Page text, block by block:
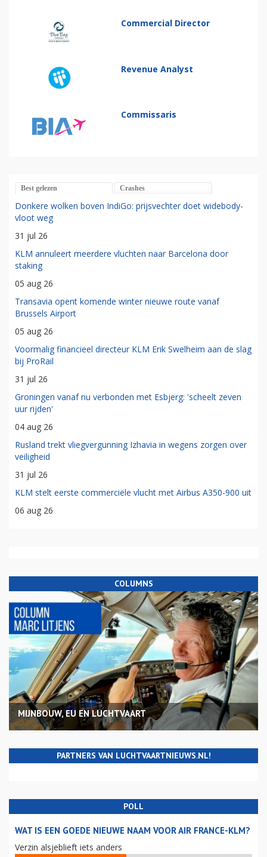
Commercial Director
Revenue Analyst
Commissaris
Best gelezen Crashes
Donkere wolken boven IndiGo: prijsvechter doet widebody-
vloot weg
31 jul 26
KLM annuleert meerdere vluchten naar Barcelona door
staking
05 aug 26
Transavia opent komende winter nieuwe route vanaf
Brussels Airport
05 aug 26
Voormalig financieel directeur KLM Erik Swelheim aan de slag
bij ProRail
31 jul 26
Groningen vanaf nu verbonden met Esbjerg: 'scheelt zeven
uur rijden'
04 aug 26
Rusland trekt vliegvergunning Izhavia in wegens zorgen over
veiligheid
31 jul 26
KLM stelt eerste commerciële vlucht met Airbus A350-900 uit
06 aug 26
COLUMNS
MIJNBOUW, EU EN LUCHTVAART
PARTNERS VAN LUCHTVAARTNIEUWS.NL!
POLL
WAT IS EEN GOEDE NIEUWE NAAM VOOR AIR FRANCE-KLM?
Verzin alsjeblieft iets anders